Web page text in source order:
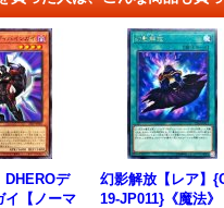
DHEROデ
イ【ノーマ
幻影解放【レア】
19-JP011}《魔法》